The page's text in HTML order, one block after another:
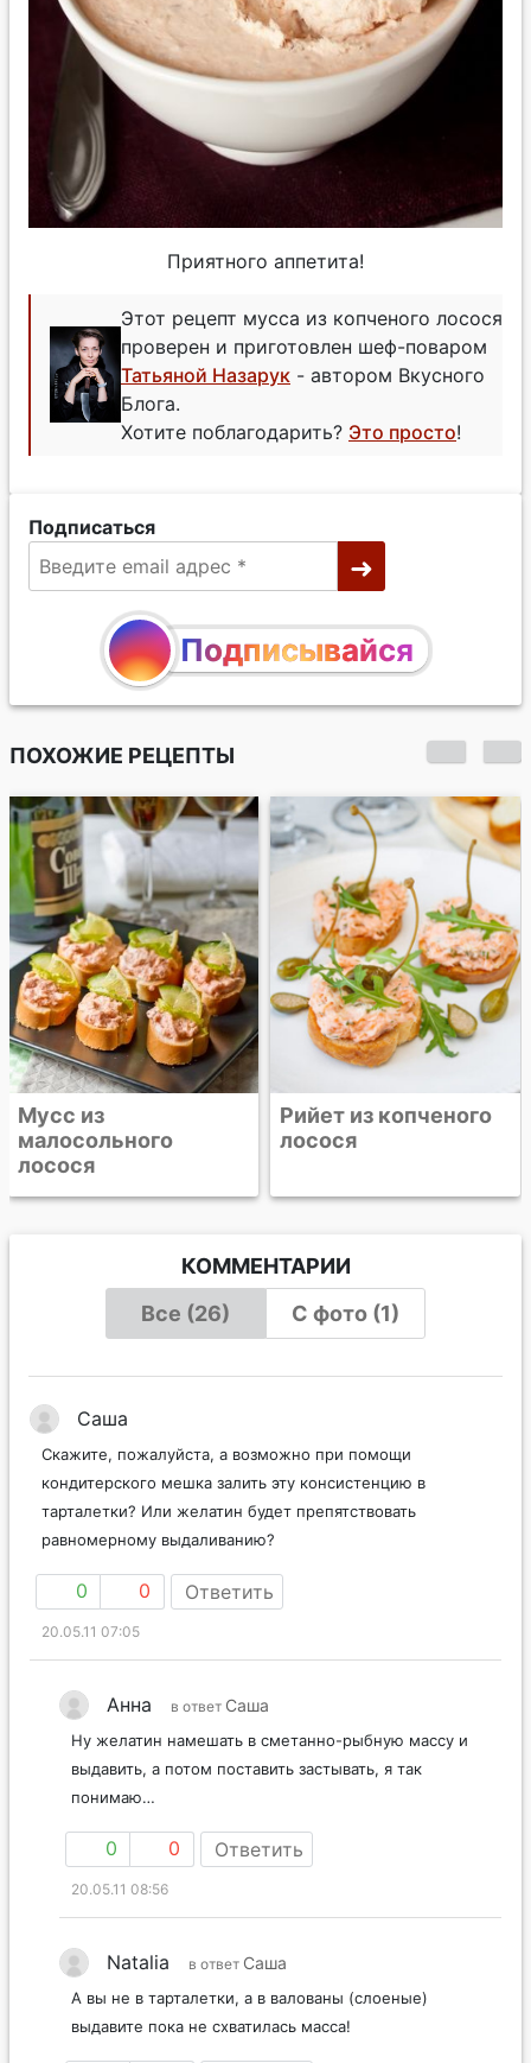
Приятного аппетита!
Этот рецепт мусса из копченого лосося
проверен и приготовлен шеф-поваром
Татьяной Назарук - автором Вкусного
Блога.
Хотите поблагодарить? Это просто!
Подписаться
Подписывайся
ПОХОЖИЕ РЕЦЕПТЫ
Рийет из копченого
лосося
Веррины из лосося,
сливочного сыра и
авокадо
КОММЕНТАРИИ
Все (26)
С фото (1)
Саша
Скажите, пожалуйста, а возможно при помощи
кондитерского мешка залить эту консистенцию в
тарталетки? Или желатин будет препятствовать
равномерному выдаливанию?
0 0 Ответить
20.05.11 07:05
Анна в ответ Саша
Ну желатин намешать в сметанно-рыбную массу и
выдавить, а потом поставить застывать, я так
понимаю…
0 0 Ответить
20.05.11 08:56
Natalia в ответ Саша
А вы не в тарталетки, а в валованы (слоеные)
выдавите пока не схватилась масса!